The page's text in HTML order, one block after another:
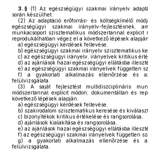
3. § (1) Az egészségügyi szakmai irányelv
során készülhet.
(2) Az adaptáció erőforrás- és költségkímélő
egészségügyi szakmai irányelv-fejlesztésnek,
munkacsoport szisztematikus módszertannal explicit
reprodukálhatóan végez el a következő lépések
a) egészségügyi kérdések feltevése,
b) egészségügyi szakmai irányelv szisztematikus
c) az egészségügyi irányelv, irányelvek kritikus
d) az ajánlások hazai egészségügyi ellátásba
e) az egészségügyi szakmai irányelvek független
f) a gyakorlati alkalmazás ellenőrzése és
felülvizsgálata.
(3) A saját fejlesztést multidiszciplináris
módszertannal explicit módon, dokumentáltan és
következő lépések alapján:
a) egészségügyi kérdések feltevése,
b) szakirodalom szisztematikus keresése és
c) bizonyítékok kritikus értékelése és rangsorolása,
d) ajánlások kialakítása és rangsorolása,
e) az ajánlások hazai egészségügyi ellátásba
f) az egészségügyi szakmai irányelvek független
g) a gyakorlati alkalmazás ellenőrzése és
felülvizsgálata.